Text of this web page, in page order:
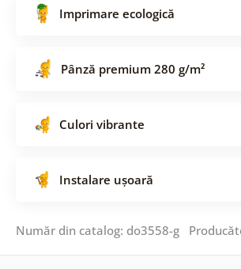
Imprimare ecologică
Pânză premium 280 g/m²
Culori vibrante
Instalare ușoară
Număr din catalog: do3558-g